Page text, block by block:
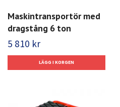
Maskintransportör med
dragstång 6 ton
5 810 kr